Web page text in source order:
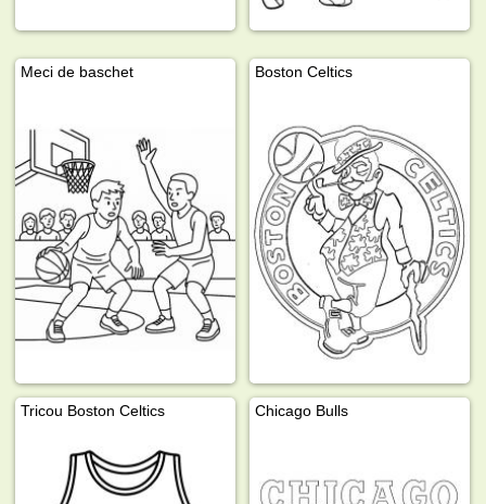
Meci de baschet Boston Celtics
Tricou Boston Celtics Chicago Bulls